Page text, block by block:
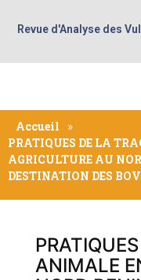
Revue d'Analyse des
Accueil »
PRATIQUES DE LA
AGRICULTURE AU
DESTINATION DES
ANIMALE